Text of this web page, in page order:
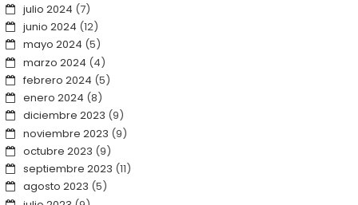
julio 2024 (7)
junio 2024 (12)
mayo 2024 (5)
marzo 2024 (4)
febrero 2024 (5)
enero 2024 (8)
diciembre 2023 (9)
noviembre 2023 (9)
octubre 2023 (9)
septiembre 2023 (11)
agosto 2023 (5)